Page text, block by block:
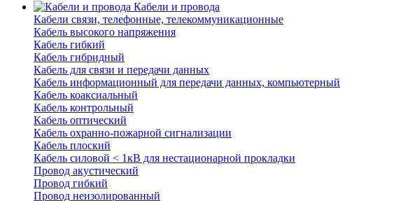
Кабели и провода
Кабели связи, телефонные, телекоммуникационные
Кабель высокого напряжения
Кабель гибкий
Кабель гибридный
Кабель для связи и передачи данных
Кабель информационный для передачи данных, компьютерный
Кабель коаксиальный
Кабель контрольный
Кабель оптический
Кабель охранно-пожарной сигнализации
Кабель плоский
Кабель силовой < 1кВ для нестационарной прокладки
Провод акустический
Провод гибкий
Провод неизолированный